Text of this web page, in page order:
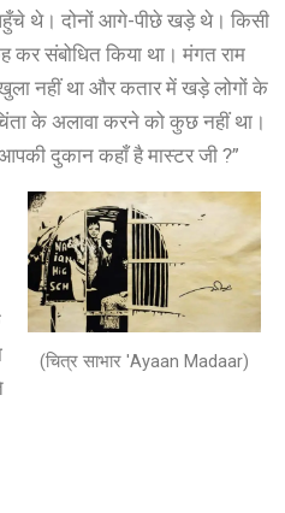
थे। दोनों आगे-पीछे खड़े थे। किसी
कर संबोधित किया था। मंगत राम
नहीं था और कतार में खड़े लोगों के
के अलावा करने को कुछ नहीं था।
दुकान कहाँ है मास्टर जी ?”
(चित्र साभार 'Ayaan Madaar)